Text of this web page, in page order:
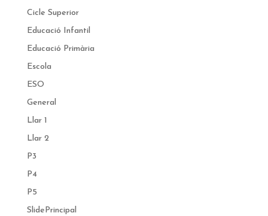
Cicle Superior
Educació Infantil
Educació Primària
Escola
ESO
General
Llar 1
Llar 2
P3
P4
P5
SlidePrincipal